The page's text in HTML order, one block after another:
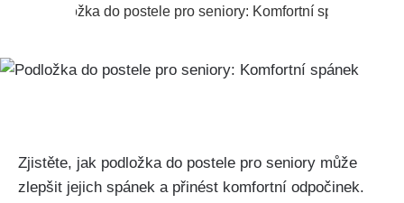
Podložka do postele pro seniory: Komfortní spánek
Zjistěte, jak podložka do postele pro seniory může⁤
zlepšit jejich spánek a přinést komfortní odpočinek.